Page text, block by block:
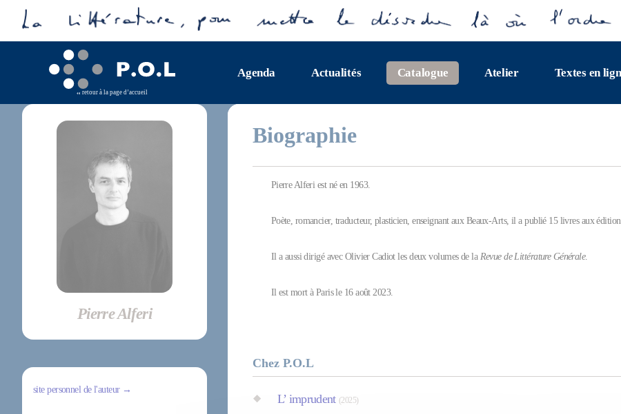
retour à la page d’accueil
Agenda Actualités Catalogue Atelier Textes en
Pierre Alferi
site personnel de l'auteur →
Biographie
Pierre Alferi est né en 1963.
Poète, romancier, traducteur, plasticien, enseignant aux Beaux-Arts, il a publié 15 livres aux
Il a aussi dirigé avec Olivier Cadiot les deux volumes de la Revue de Littérature Générale.
Il est mort à Paris le 16 août 2023.
Chez P.O.L
L’ imprudent (2025)